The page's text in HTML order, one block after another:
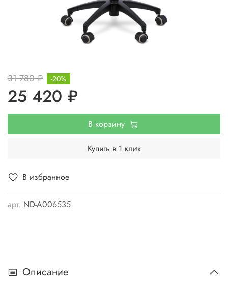
В избранное
арт. ND-A006535
31 780 ₽
25 420 ₽
-20%
В корзину
Купить в 1 клик
Описание